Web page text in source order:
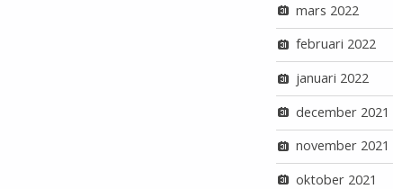
mars 2022
februari 2022
januari 2022
december 2021
november 2021
oktober 2021